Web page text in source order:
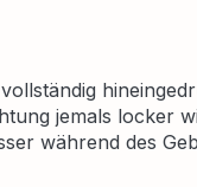
jemals locker
während des